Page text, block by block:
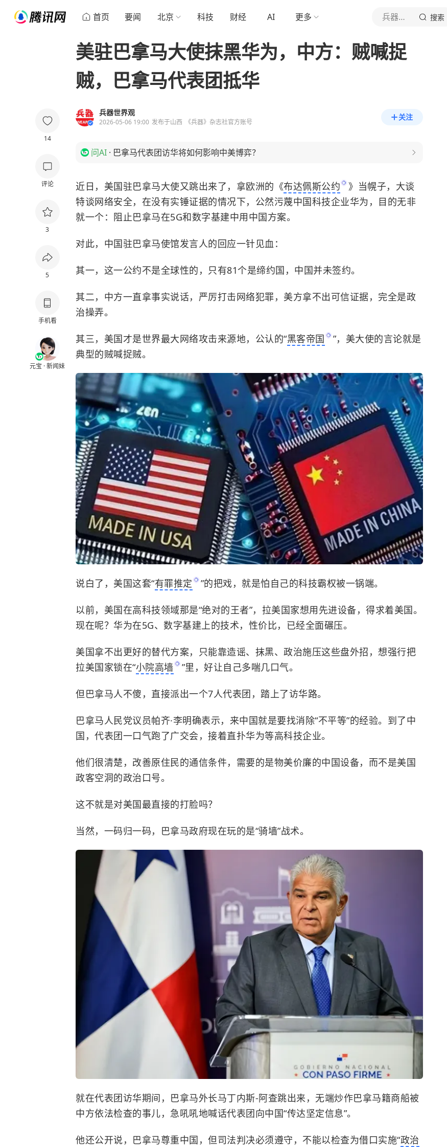
首页 要闻 北京 科技 财经 AI 更多 兵器世界观 搜索
14
评论
3
5
手机看
元宝 · 新闻妹
美驻巴拿马大使抹黑华为，中方：贼喊捉
贼，巴拿马代表团抵华
兵器世界观
2026-05-06 19:00 发布于山西 《兵器》杂志社官方账号
关注
问AI · 巴拿马代表团访华将如何影响中美博弈？
近日，美国驻巴拿马大使又跳出来了，拿欧洲的《布达佩斯公约
》当幌子，大谈
特谈网络安全，在没有实锤证据的情况下，公然污蔑中国科技企业华为，目的无非
就一个：阻止巴拿马在5G和数字基建中用中国方案。
对此，中国驻巴拿马使馆发言人的回应一针见血：
其一，这一公约不是全球性的，只有81个是缔约国，中国并未签约。
其二，中方一直拿事实说话，严厉打击网络犯罪，美方拿不出可信证据，完全是政
治操弄。
其三，美国才是世界最大网络攻击来源地，公认的“黑客帝国
”，美大使的言论就是
典型的贼喊捉贼。
说白了，美国这套“有罪推定 ”的把戏，就是怕自己的科技霸权被一锅端。
以前，美国在高科技领域那是“绝对的王者”，拉美国家想用先进设备，得求着美国。
现在呢？华为在5G、数字基建上的技术，性价比，已经全面碾压。
美国拿不出更好的替代方案，只能靠造谣、抹黑、政治施压这些盘外招，想强行把
拉美国家锁在“小院高墙 ”里，好让自己多喘几口气。
但巴拿马人不傻，直接派出一个7人代表团，踏上了访华路。
巴拿马人民党议员帕齐·李明确表示，来中国就是要找消除“不平等”的经验。到了中
国，代表团一口气跑了广交会，接着直扑华为等高科技企业。
他们很清楚，改善原住民的通信条件，需要的是物美价廉的中国设备，而不是美国
政客空洞的政治口号。
这不就是对美国最直接的打脸吗？
当然，一码归一码，巴拿马政府现在玩的是“骑墙”战术。
就在代表团访华期间，巴拿马外长马丁内斯-阿查跳出来，无端炒作巴拿马籍商船被
中方依法检查的事儿，急吼吼地喊话代表团向中国“传达坚定信息”。
他还公开说，巴拿马尊重中国，但司法判决必须遵守，不能以检查为借口实施“政治